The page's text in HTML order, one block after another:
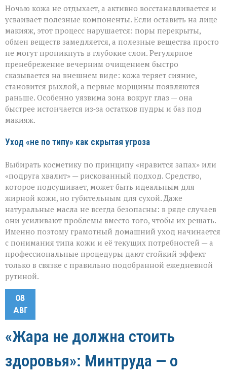
Ночью кожа не отдыхает, а активно восстанавливается и
усваивает полезные компоненты. Если оставить на лице
макияж, этот процесс нарушается: поры перекрыты,
обмен веществ замедляется, а полезные вещества просто
не могут проникнуть в глубокие слои. Регулярное
пренебрежение вечерним очищением быстро
сказывается на внешнем виде: кожа теряет сияние,
становится рыхлой, а первые морщины появляются
раньше. Особенно уязвима зона вокруг глаз — она
быстрее истончается из‑за остатков пудры и баз под
макияж.
Уход «не по типу» как скрытая угроза
Выбирать косметику по принципу «нравится запах» или
«подруга хвалит» — рискованный подход. Средство,
которое подсушивает, может быть идеальным для
жирной кожи, но губительным для сухой. Даже
натуральные масла не всегда безопасны: в ряде случаев
они усиливают проблемы вместо того, чтобы их решать.
Именно поэтому грамотный домашний уход начинается
с понимания типа кожи и её текущих потребностей — а
профессиональные процедуры дают стойкий эффект
только в связке с правильно подобранной ежедневной
рутиной.
08
АВГ
«Жара не должна стоить
здоровья»: Минтруда — о